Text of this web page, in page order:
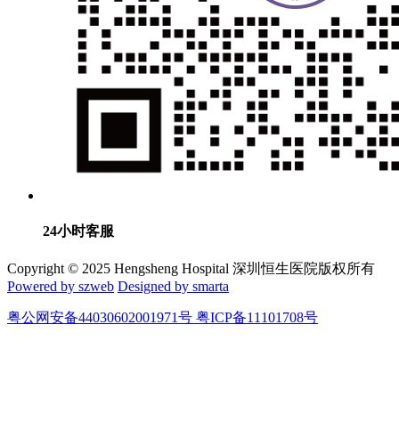
24小时客服
Copyright © 2025 Hengsheng Hospital 深圳恒生医院版权所有
Powered by szweb Designed by smarta
粤公网安备44030602001971号 粤ICP备11101708号